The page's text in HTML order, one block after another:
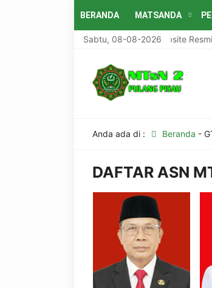
BERANDA MATSANDA
Sabtu, 08-08-2026
Selamat Datang Di Website
Anda ada di : Beranda -
DAFTAR ASN